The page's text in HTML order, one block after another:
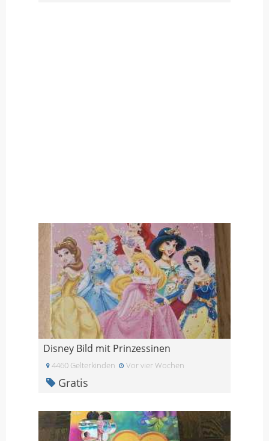
Disney Bild mit Prinzessinen
4460 Gelterkinden Vor vier Wochen
Gratis